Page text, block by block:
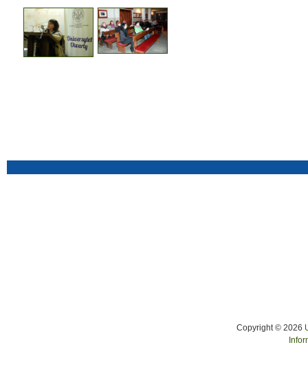
Copyright © 2026